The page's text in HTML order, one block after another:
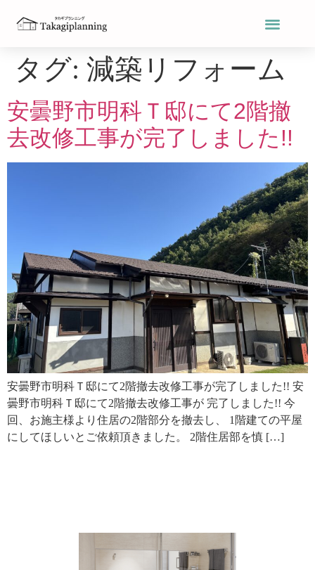
タグ: 減築リフォーム
安曇野市明科Ｔ邸にて2階撤
去改修工事が完了しました!!
安曇野市明科Ｔ邸にて2階撤去改修工事が完了しました!! 安
曇野市明科Ｔ邸にて2階撤去改修工事が 完了しました!! 今
回、お施主様より住居の2階部分を撤去し、 1階建ての平屋
にしてほしいとご依頼頂きました。 2階住居部を慎 […]